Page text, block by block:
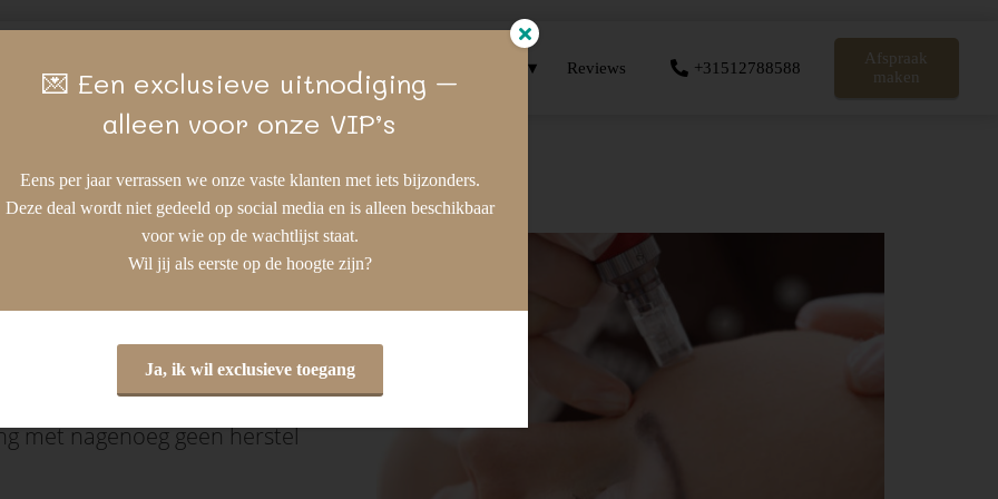
behandelingen
Reviews +31512788588
Afspraak
maken
(acne) littekens. In de huid
de huid gestimuleerd wordt
In combinatie met onze
met nagenoeg geen herstel
💌 Een exclusieve uitnodiging –
alleen voor onze VIP’s
Eens per jaar verrassen we onze vaste klanten met iets bijzonders.
Deze deal wordt niet gedeeld op social media en is alleen beschikbaar
voor wie op de wachtlijst staat.
Wil jij als eerste op de hoogte zijn?
Ja, ik wil exclusieve toegang